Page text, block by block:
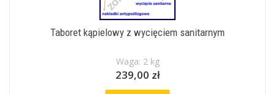
Taboret kąpielowy z wycięciem sanitarnym
Waga: 2 kg
239,00 zł